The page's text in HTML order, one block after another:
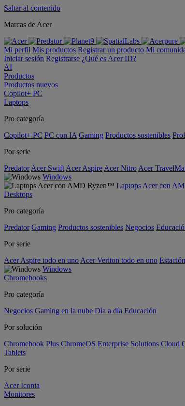
Saltar al contenido
Marcas de Acer
Mi perfil Mis productos Registrar un producto Mi
Iniciar sesión Registrarse ¿Qué es Acer ID?
AI
Productos
Productos nuevos
Copilot+ PC
Laptops
Pro categoría
Copilot+ PC PC con IA Gaming Productos sostenibles
Por serie
Predator Acer Swift Acer Aspire Acer Nitro Acer
Windows
Laptops Acer con
Desktops
Pro categoría
Predator Gaming Productos sostenibles Negocios
Por serie
Acer Aspire todo en uno Acer Veriton todo en uno
Windows
Chromebooks
Pro categoría
Negocios Gaming en la nube Día a día Educación
Por solución
Chromebook Plus ChromeOS Enterprise Solutions Cloud
Tablets
Por serie
Acer Iconia
Monitores